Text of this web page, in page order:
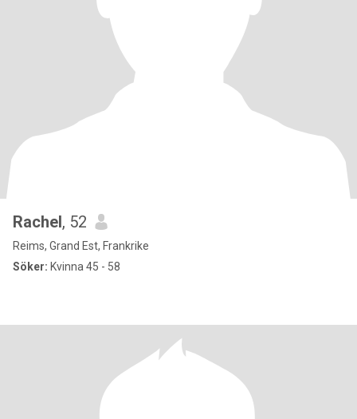
Rachel, 52
Reims, Grand Est, Frankrike
Söker: Kvinna 45 - 58